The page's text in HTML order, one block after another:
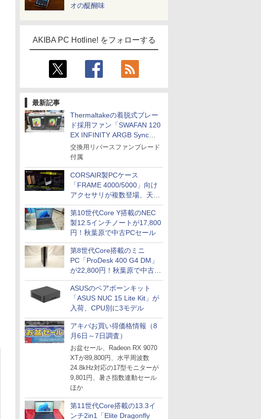
オの醍醐味
AKIBA PC Hotline! をフォローする
最新記事
Thermaltakeの着脱式ブレー
ド採用ファン「SWAFAN 120
EX INFINITY ARGB Sync」
に単品パッケージ
交換用リバースファンブレード
付属
CORSAIR製PCケース
「FRAME 4000/5000」向け
アクセサリが複数登場、天然
木製パネルや背面コネクタ対
応トレイなど
第10世代Core Y搭載のNEC
製12.5インチノートが17,800
円！秋葉原で中古PCセール
第8世代Core搭載のミニ
PC「ProDesk 400 G4 DM」
が22,800円！秋葉原で中古
PCセール
ASUSのベアボーンキット
「ASUS NUC 15 Lite Kit」が
入荷、CPU別に3モデル
アキバお買い得価格情報（8
月6日～7日調査）
お盆セール、Radeon RX 9070
XTが89,800円、水平周波数
24.8kHz対応の17型モニターが
9,801円、暑さ指数連動セール
ほか
第11世代Core搭載の13.3イ
ンチ2in1「Elite Dragonfly